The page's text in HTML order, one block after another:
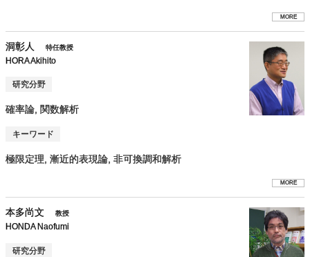
MORE
洞彰人 特任教授
HORA Akihito
研究分野
確率論, 関数解析
キーワード
極限定理, 漸近的表現論, 非可換調和解析
MORE
本多尚文 教授
HONDA Naofumi
研究分野